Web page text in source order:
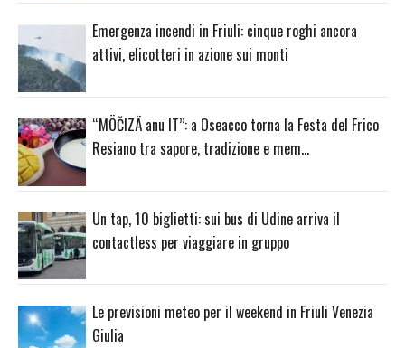
Emergenza incendi in Friuli: cinque roghi ancora
attivi, elicotteri in azione sui monti
“MÖČIZÄ anu IT”: a Oseacco torna la Festa del Frico
Resiano tra sapore, tradizione e mem…
Un tap, 10 biglietti: sui bus di Udine arriva il
contactless per viaggiare in gruppo
Le previsioni meteo per il weekend in Friuli Venezia
Giulia